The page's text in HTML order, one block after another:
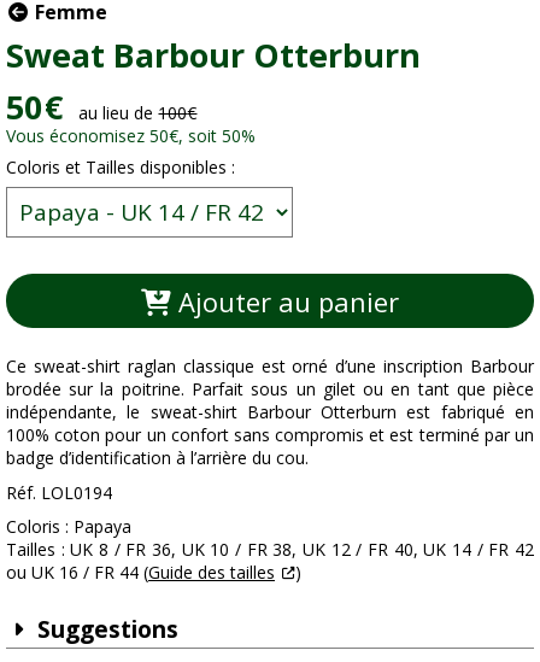
Femme
Sweat Barbour Otterburn
50€ au lieu de100€
Vous économisez 50€, soit 50%
Coloris et Tailles disponibles :
Ajouter au panier
Ce sweat-shirt raglan classique est orné d’une inscription Barbour
brodée sur la poitrine. Parfait sous un gilet ou en tant que pièce
indépendante, le sweat-shirt Barbour Otterburn est fabriqué en
100% coton pour un confort sans compromis et est terminé par un
badge d’identification à l’arrière du cou.
Réf. LOL0194
Coloris : Papaya
Tailles : UK 8 / FR 36, UK 10 / FR 38, UK 12 / FR 40, UK 14 / FR 42
ou UK 16 / FR 44 (Guide des tailles )
Suggestions